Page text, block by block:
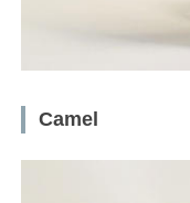
Camel